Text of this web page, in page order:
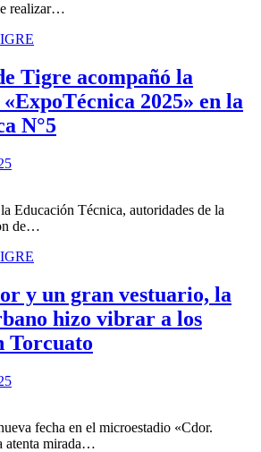
realizar…
Tigre acompañó la
2025» en la
N°5
Educación Técnica, autoridades de la
de…
y un gran vestuario, la
hizo vibrar a los
Torcuato
fecha en el microestadio «Cdor.
atenta mirada…